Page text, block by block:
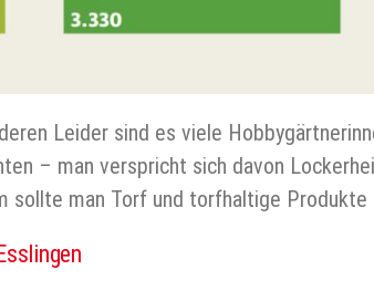
Leider sind es viele
– man verspricht sich davon
sollte man Torf und torfhaltige Produkte